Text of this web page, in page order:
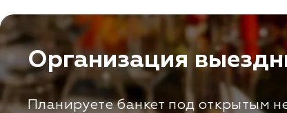
Организация
Планируете банкет под открытым